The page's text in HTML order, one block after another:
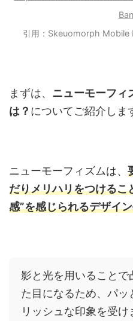
引用：Skeuomorph
まずは、 ニューモーフ
は？ についてご紹介しま
ニューモーフィズムは、
だりメリハリをつけるこ
感”を感じられるデザイ
影と光を用いることで
た目になるため、パッ
リッシュな印象を受け